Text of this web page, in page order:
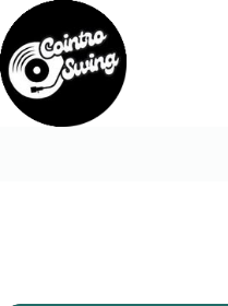
Passer
au
contenu